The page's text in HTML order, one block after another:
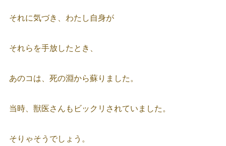
それに気づき、わたし自身が
それらを手放したとき、
あのコは、死の淵から蘇りました。
当時、獣医さんもビックリされていました。
そりゃそうでしょう。